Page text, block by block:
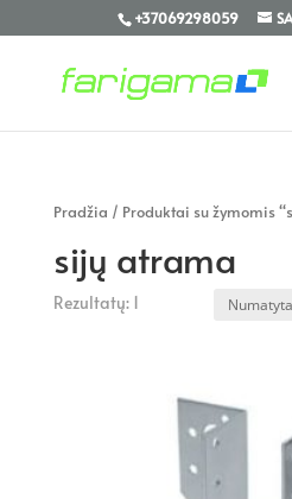
+37069298059
Pradžia / Produktai su žymomis
sijų atrama
Rezultatų: 1